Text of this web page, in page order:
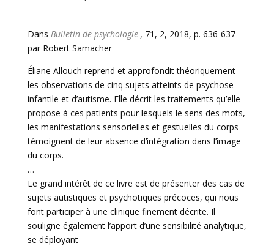
Dans Bulletin de psychologie , 71, 2, 2018, p. 636-637
par Robert Samacher
Éliane Allouch reprend et approfondit théoriquement
les observations de cinq sujets atteints de psychose
infantile et d’autisme. Elle décrit les traitements qu’elle
propose à ces patients pour lesquels le sens des mots,
les manifestations sensorielles et gestuelles du corps
témoignent de leur absence d’intégration dans l’image
du corps.
…
Le grand intérêt de ce livre est de présenter des cas de
sujets autistiques et psychotiques précoces, qui nous
font participer à une clinique finement décrite. Il
souligne également l’apport d’une sensibilité analytique,
se déployant